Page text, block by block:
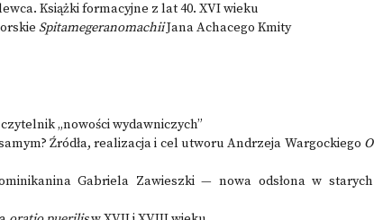
Książki formacyjne z lat 40. XVI wieku
SpitamegeranomachiiJana Achacego Kmity
„nowości wydawniczych”
Źródła, realizacja i cel utworu Andrzeja Wargockiego O
Gabriela Zawieszki — nowa odsłona w starych